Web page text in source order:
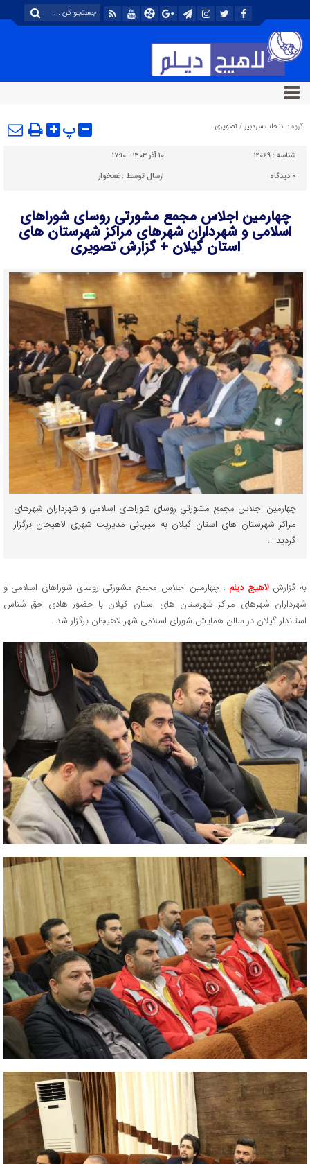
گروه : انتخاب سردبیر / تصویری پ
شناسه : ۱۲۰۶۹
۱۰ آذر ۱۴۰۳ - ۱۷:۱۰
۰ دیدگاه ارسال توسط :غمخوار
چهارمین اجلاس مجمع مشورتی روسای شوراهای
اسلامی و شهرداران شهرهای مراکز شهرستان های
استان گیلان + گزارش تصویری
چهارمین اجلاس مجمع مشورتی روسای شوراهای اسلامی و شهرداران شهرهای
مراکز شهرستان های استان گیلان به میزبانی مدیریت شهری لاهیجان برگزار
گردید....
به گزارش لاهیج دیلم ، چهارمین اجلاس مجمع مشورتی روسای شوراهای اسلامی و
شهرداران شهرهای مراکز شهرستان های استان گیلان با حضور هادی حق شناس
استاندار گیلان در سالن همایش شورای اسلامی شهر لاهیجان برگزار شد .